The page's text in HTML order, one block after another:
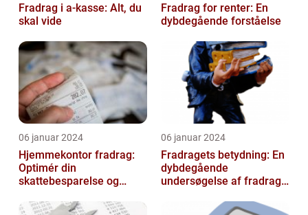
Fradrag i a-kasse: Alt, du
skal vide
Fradrag for renter: En
dybdegående forståelse
06 januar 2024
Hjemmekontor fradrag:
Optimér din
skattebesparelse og
06 januar 2024
Fradragets betydning: En
dybdegående
undersøgelse af fradrag